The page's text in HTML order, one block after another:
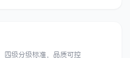
四级分级标准，品质可控